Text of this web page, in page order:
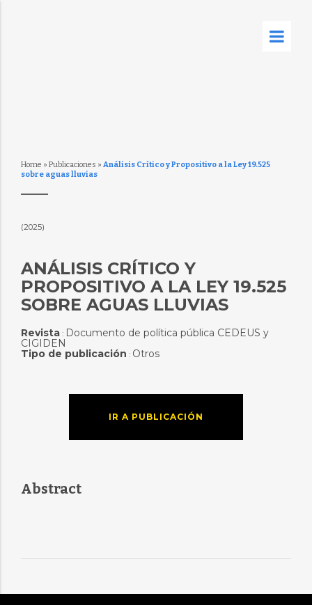
Home » Publicaciones » Análisis Crítico y Propositivo a la Ley 19.525
sobre aguas lluvias
(2025)
ANÁLISIS CRÍTICO Y
PROPOSITIVO A LA LEY 19.525
SOBRE AGUAS LLUVIAS
Revista: Documento de política pública CEDEUS y
CIGIDEN
Tipo de publicación : Otros
IR A PUBLICACIÓN
Abstract